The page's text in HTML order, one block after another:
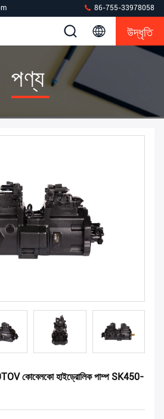
86-755-33978058
উদ্ধৃতি
পণ্য
কোবেলকো হাইড্রোলিক পাম্প SK450-